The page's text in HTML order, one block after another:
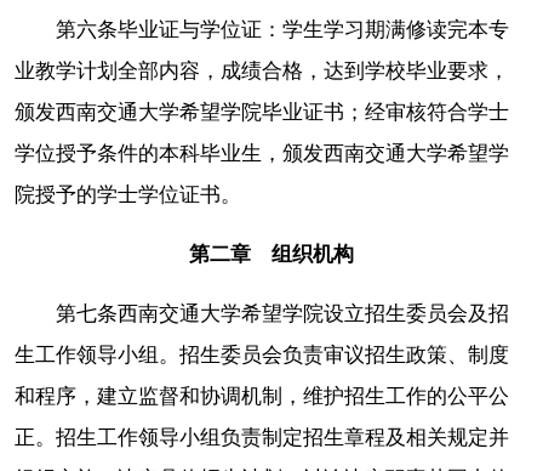
第六条毕业证与学位证：学生学习期满修读完本专
业教学计划全部内容，成绩合格，达到学校毕业要求，
颁发西南交通大学希望学院毕业证书；经审核符合学士
学位授予条件的本科毕业生，颁发西南交通大学希望学
院授予的学士学位证书。
第二章 组织机构
第七条西南交通大学希望学院设立招生委员会及招
生工作领导小组。招生委员会负责审议招生政策、制度
和程序，建立监督和协调机制，维护招生工作的公平公
正。招生工作领导小组负责制定招生章程及相关规定并